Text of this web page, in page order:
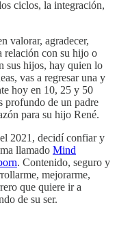
ciclos, la integración,
valorar, agradecer,
relación con su hijo o
sus hijos, hay quien lo
vas a regresar una y
hoy en 10, 25 y 50
profundo de un padre
para su hijo René.
2021, decidí confiar y
llamado Mind
. Contenido, seguro y
mejorarme,
que quiere ir a
de su ser.